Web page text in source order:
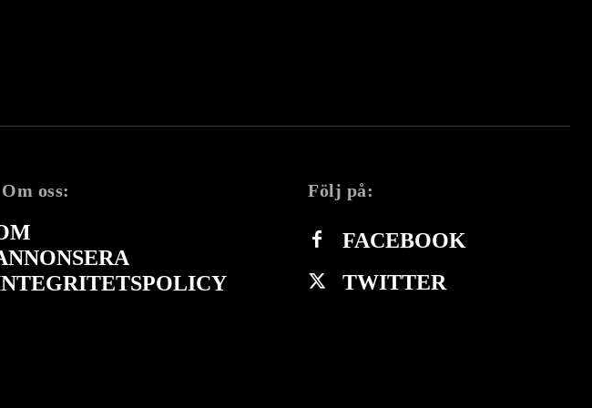
Om oss: Följ på:
FACEBOOK
TWITTER